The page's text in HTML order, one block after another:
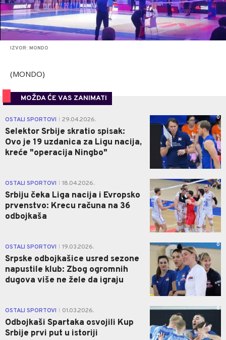
IZVOR: MONDO
(MONDO)
MOŽDA ĆE VAS ZANIMATI
OSTALI SPORTOVI 29.04.2026.
Selektor Srbije skratio spisak:
Ovo je 19 uzdanica za Ligu nacija,
kreće "operacija Ningbo"
0
OSTALI SPORTOVI 18.04.2026.
Srbiju čeka Liga nacija i Evropsko
prvenstvo: Krecu računa na 36
odbojkaša
0
OSTALI SPORTOVI 19.03.2026.
Srpske odbojkašice usred sezone
napustile klub: Zbog ogromnih
dugova više ne žele da igraju
0
OSTALI SPORTOVI 01.03.2026.
Odbojkaši Spartaka osvojili Kup
Srbije prvi put u istoriji
0